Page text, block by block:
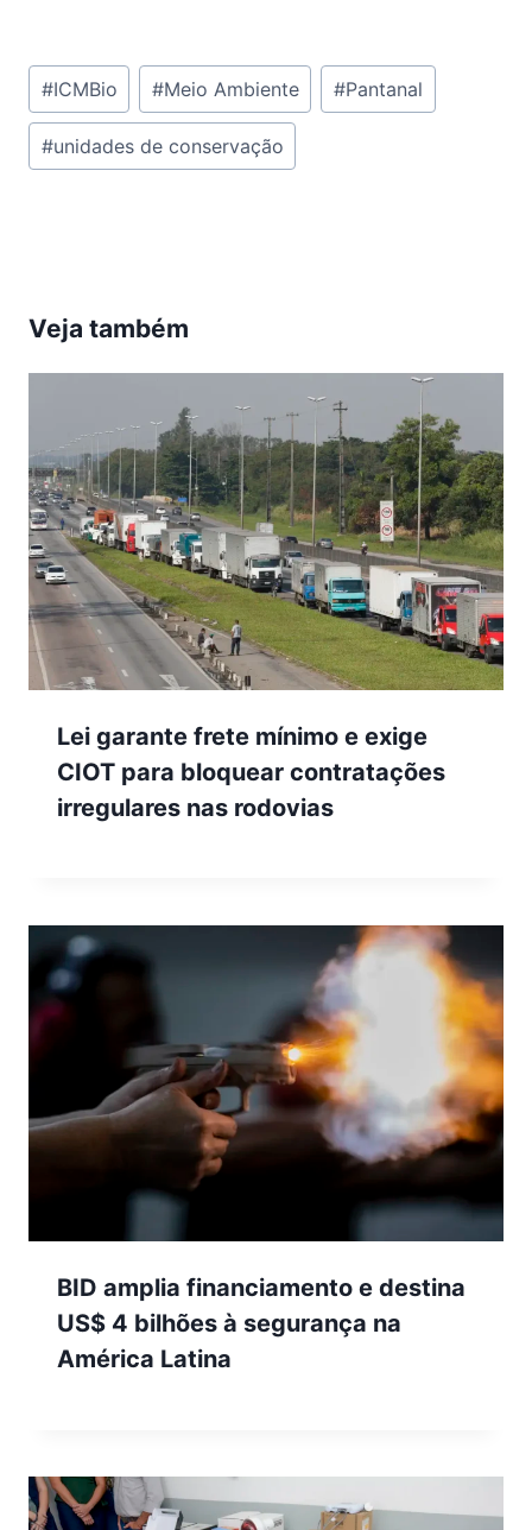
Tags
do
Post:
#ICMBio #Meio Ambiente #Pantanal
#unidades de conservação
Veja também
Lei garante frete mínimo e exige
CIOT para bloquear contratações
irregulares nas rodovias
BID amplia financiamento e destina
US$ 4 bilhões à segurança na
América Latina